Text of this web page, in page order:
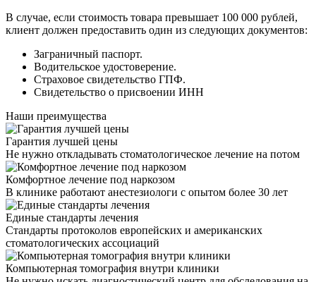
В случае, если стоимость товара превышает 100 000 рублей,
клиент должен предоставить один из следующих документов:
Заграничный паспорт.
Водительское удостоверение.
Страховое свидетельство ГПФ.
Свидетельство о присвоении ИНН
Наши преимущества
Гарантия лучшей цены
Не нужно откладывать стоматологическое лечение на потом
Комфортное лечение под наркозом
В клинике работают анестезиологи с опытом более 30 лет
Единые стандарты лечения
Стандарты протоколов европейских и американских
стоматологических ассоциаций
Компьютерная томография внутри клиники